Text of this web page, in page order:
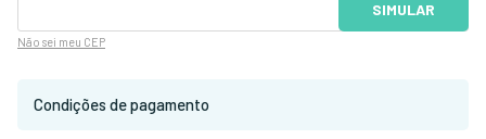
Não sei meu CEP
Condições de pagamento